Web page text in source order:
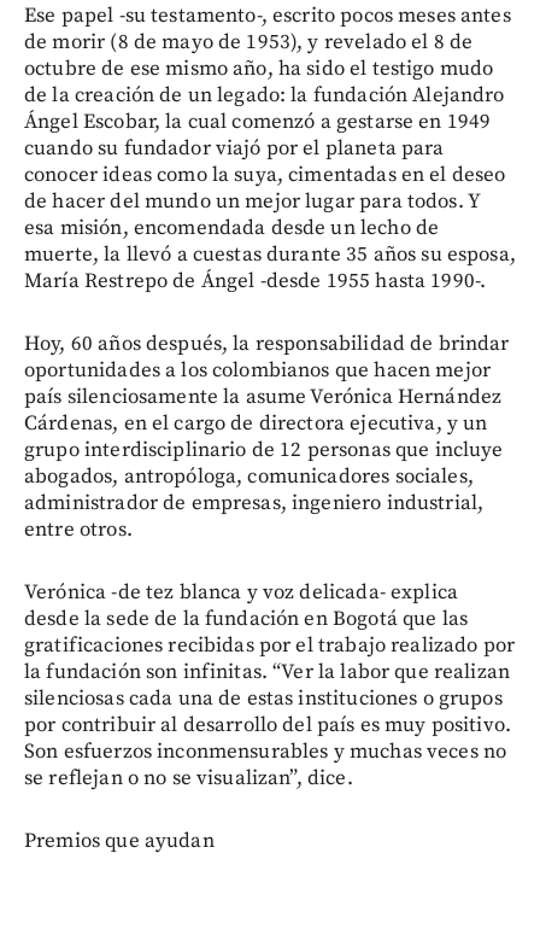
Ese papel -su testamento-, escrito pocos meses antes
de morir (8 de mayo de 1953), y revelado el 8 de
octubre de ese mismo año, ha sido el testigo mudo
de la creación de un legado: la fundación Alejandro
Ángel Escobar, la cual comenzó a gestarse en 1949
cuando su fundador viajó por el planeta para
conocer ideas como la suya, cimentadas en el deseo
de hacer del mundo un mejor lugar para todos. Y
esa misión, encomendada desde un lecho de
muerte, la llevó a cuestas durante 35 años su esposa,
María Restrepo de Ángel -desde 1955 hasta 1990-.
Hoy, 60 años después, la responsabilidad de brindar
oportunidades a los colombianos que hacen mejor
país silenciosamente la asume Verónica Hernández
Cárdenas, en el cargo de directora ejecutiva, y un
grupo interdisciplinario de 12 personas que incluye
abogados, antropóloga, comunicadores sociales,
administrador de empresas, ingeniero industrial,
entre otros.
Verónica -de tez blanca y voz delicada- explica
desde la sede de la fundación en Bogotá que las
gratificaciones recibidas por el trabajo realizado por
la fundación son infinitas. “Ver la labor que realizan
silenciosas cada una de estas instituciones o grupos
por contribuir al desarrollo del país es muy positivo.
Son esfuerzos inconmensurables y muchas veces no
se reflejan o no se visualizan”, dice.
Premios que ayudan